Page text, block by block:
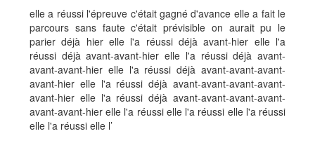
elle a réussi l'épreuve c'était gagné d'avance elle a fait le
parcours sans faute c'était prévisible on aurait pu le
parier déjà hier elle l'a réussi déjà avant-hier elle l'a
réussi déjà avant-avant-hier elle l'a réussi déjà avant-
avant-avant-hier elle l'a réussi déjà avant-avant-avant-
avant-hier elle l'a réussi déjà avant-avant-avant-avant-
avant-hier elle l'a réussi déjà avant-avant-avant-avant-
avant-avant-hier elle l'a réussi elle l'a réussi elle l'a réussi
elle l'a réussi elle l’